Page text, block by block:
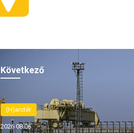
Következő
(H)arctér
2026.08.06.